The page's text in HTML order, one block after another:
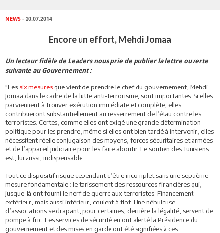
NEWS - 20.07.2014
Encore un effort, Mehdi Jomaa
Un lecteur fidèle de Leaders nous prie de publier la lettre ouverte
suivante au Gouvernement :
"Les six mesures que vient de prendre le chef du gouvernement, Mehdi
Jomaa dans le cadre de la lutte anti-terrorisme, sont importantes. Si elles
parviennent à trouver exécution immédiate et complète, elles
contribueront substantiellement au resserrement de l’étau contre les
terroristes. Certes, comme elles ont exigé une grande détermination
politique pour les prendre, même si elles ont bien tardé à intervenir, elles
nécessitent réelle conjugaison des moyens, forces sécuritaires et armées
et de l’appareil judiciaire pour les faire aboutir. Le soutien des Tunisiens
est, lui aussi, indispensable.
Tout ce dispositif risque cependant d’être incomplet sans une septième
mesure fondamentale : le tarissement des ressources financières qui,
jusque-là ont fourni le nerf de guerre aux terroristes. Financement
extérieur, mais aussi intérieur, coulent à flot. Une nébuleuse
d’associations se drapant, pour certaines, derrière la légalité, servent de
pompe à fric. Les services de sécurité en ont alerté la Présidence du
gouvernement et des mises en garde ont été signifiées à ces